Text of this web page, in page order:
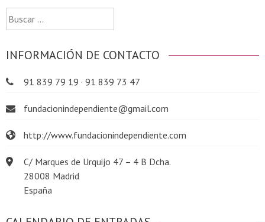
Buscar:
INFORMACIÓN DE CONTACTO
91 839 79 19 · 91 839 73 47
fundacionindependiente@gmail.com
http://www.fundacionindependiente.com
C/ Marques de Urquijo 47 – 4 B Dcha.
28008 Madrid
España